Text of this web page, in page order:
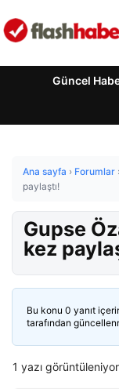
Güncel
Ana sayfa › Forumlar
paylaştı!
Gupse
kez
Bu konu 0 yanıt
tarafından
1 yazı